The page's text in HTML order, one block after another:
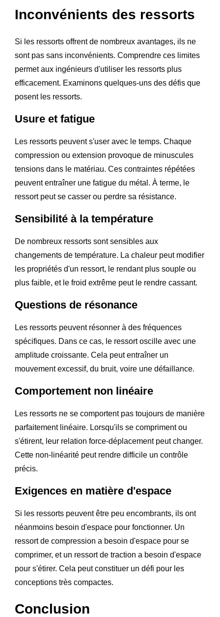
Inconvénients des ressorts
Si les ressorts offrent de nombreux avantages, ils ne
sont pas sans inconvénients. Comprendre ces limites
permet aux ingénieurs d'utiliser les ressorts plus
efficacement. Examinons quelques-uns des défis que
posent les ressorts.
Usure et fatigue
Les ressorts peuvent s'user avec le temps. Chaque
compression ou extension provoque de minuscules
tensions dans le matériau. Ces contraintes répétées
peuvent entraîner une fatigue du métal. À terme, le
ressort peut se casser ou perdre sa résistance.
Sensibilité à la température
De nombreux ressorts sont sensibles aux
changements de température. La chaleur peut modifier
les propriétés d'un ressort, le rendant plus souple ou
plus faible, et le froid extrême peut le rendre cassant.
Questions de résonance
Les ressorts peuvent résonner à des fréquences
spécifiques. Dans ce cas, le ressort oscille avec une
amplitude croissante. Cela peut entraîner un
mouvement excessif, du bruit, voire une défaillance.
Comportement non linéaire
Les ressorts ne se comportent pas toujours de manière
parfaitement linéaire. Lorsqu'ils se compriment ou
s'étirent, leur relation force-déplacement peut changer.
Cette non-linéarité peut rendre difficile un contrôle
précis.
Exigences en matière d'espace
Si les ressorts peuvent être peu encombrants, ils ont
néanmoins besoin d'espace pour fonctionner. Un
ressort de compression a besoin d'espace pour se
comprimer, et un ressort de traction a besoin d'espace
pour s'étirer. Cela peut constituer un défi pour les
conceptions très compactes.
Conclusion